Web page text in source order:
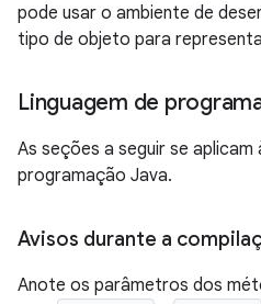
pode usar o ambiente de
tipo de objeto para
Linguagem de
As seções a seguir se aplicam
programação Java.
Avisos durante a
Anote os parâmetros dos